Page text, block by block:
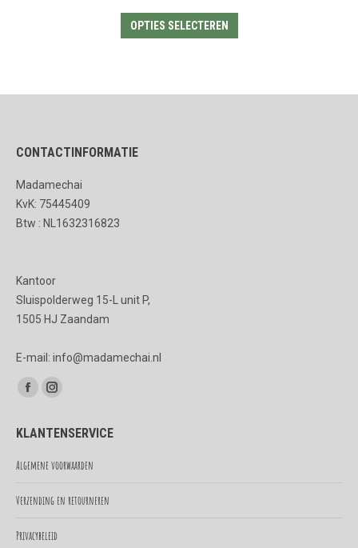
OPTIES SELECTEREN
CONTACTINFORMATIE
Madamechai
KvK: 75445409
Btw : NL1632316823
Kantoor
Sluispolderweg 15-L unit P,
1505 HJ Zaandam
E-mail: info@madamechai.nl
Vind ons op:
Facebook
opens
in
window
Instagram
opens
in
window
KLANTENSERVICE
Algemene voorwaarden
Verzending en retourneren
Privacybeleid